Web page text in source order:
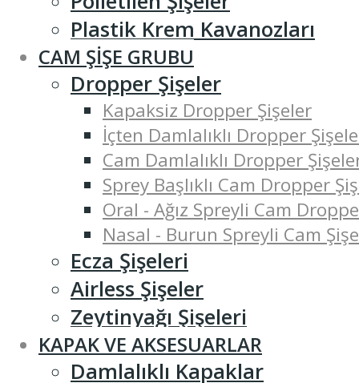
Plastik Krem Kavanozları
CAM ŞIŞE GRUBU
Dropper Şişeler
Kapaksiz Dropper Şişeler
İçten Damlalıklı Dropper
Cam Damlalıklı Dropper
Sprey Başlıklı Cam Dropper
Oral - Ağız Spreyli Cam
Nasal - Burun Spreyli Cam
Ecza Şişeleri
Airless Şişeler
Zeytinyağı Şişeleri
KAPAK VE AKSESUARLAR
Damlalıklı Kapaklar